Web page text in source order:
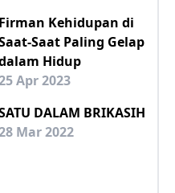
Firman Kehidupan di
Saat Paling Gelap
Hidup
Apr 2023
DALAM BRIKASIH
Mar 2022